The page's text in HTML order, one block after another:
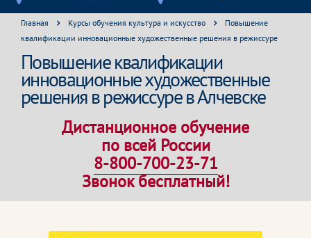
Главная Курсы обучения культура и искусство
Повышение
квалификации инновационные художественные решения в режиссуре
Повышение квалификации
инновационные художественные
решения в режиссуре в Алчевске
Дистанционное обучение
по всей России
8-800-700-23-71
Звонок бесплатный!